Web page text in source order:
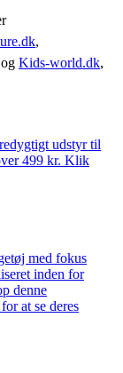
,
og Kids-world.dk,
udstyr til
499 kr. Klik
med fokus
inden for
denne
at se deres